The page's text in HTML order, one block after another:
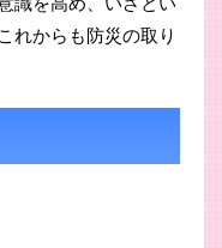
れからも防災の取り